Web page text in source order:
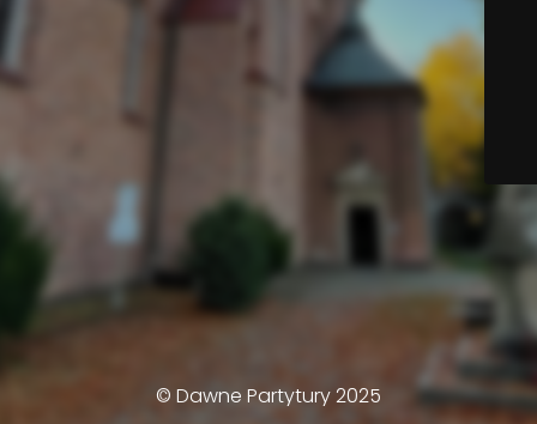
© Dawne Partytury 2025